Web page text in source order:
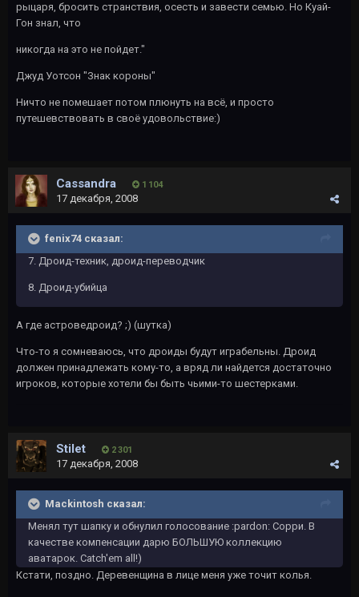
рыцаря, бросить странствия, осесть и завести семью. Но Куай-
Гон знал, что
никогда на это не пойдет."
Джуд Уотсон "Знак короны"
Ничто не помешает потом плюнуть на всё, и просто
путешевствовать в своё удовольствие:)
Cassandra 1 104
17 декабря, 2008
fenix74 сказал:
7. Дроид-техник, дроид-переводчик
8. Дроид-убийца
А где астроведроид? ;) (шутка)
Что-то я сомневаюсь, что дроиды будут играбельны. Дроид
должен принадлежать кому-то, а вряд ли найдется достаточно
игроков, которые хотели бы быть чьими-то шестерками.
Stilet 2 301
17 декабря, 2008
Mackintosh сказал:
Менял тут шапку и обнулил голосование :pardon: Сорри. В
качестве компенсации дарю БОЛЬШУЮ коллекцию
аватарок. Catch'em all!)
Кстати, поздно. Деревенщина в лице меня уже точит колья.